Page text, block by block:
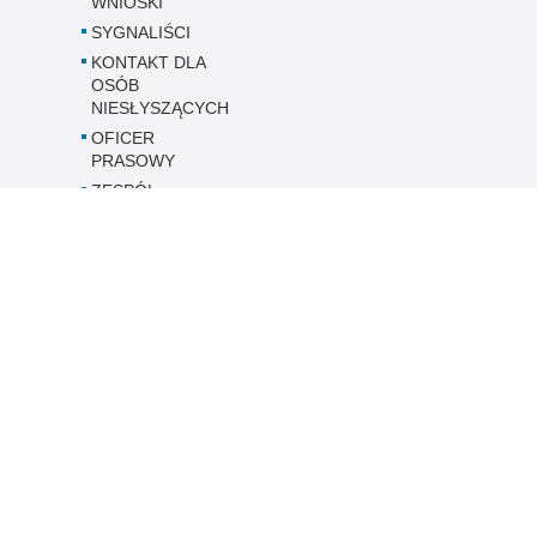
SYGNALIŚCI
KONTAKT DLA
OSÓB
NIESŁYSZĄCYCH
OFICER
PRASOWY
ZESPÓŁ